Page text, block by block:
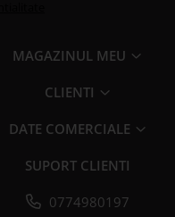
MAGAZINUL MEU
CLIENTI
DATE COMERCIALE
SUPORT CLIENTI
0774980197